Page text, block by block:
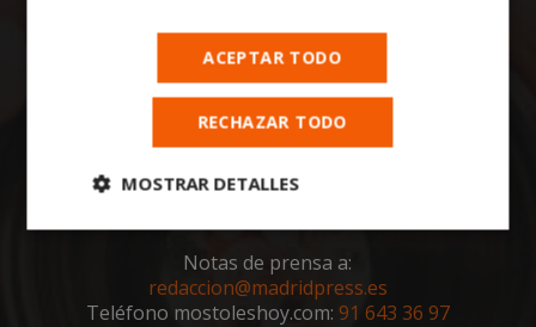
Todas las noticias de Móstoles en
toda la actualidad, noticias, eventos, ocio y
Notas de prensa a:
redaccion@madridpress.es
Teléfono mostoleshoy.com: 91 643 36 97
ACEPTAR TODO
RECHAZAR TODO
MOSTRAR DETALLES
Cookies
estrictamente
necesarias
Cookies de